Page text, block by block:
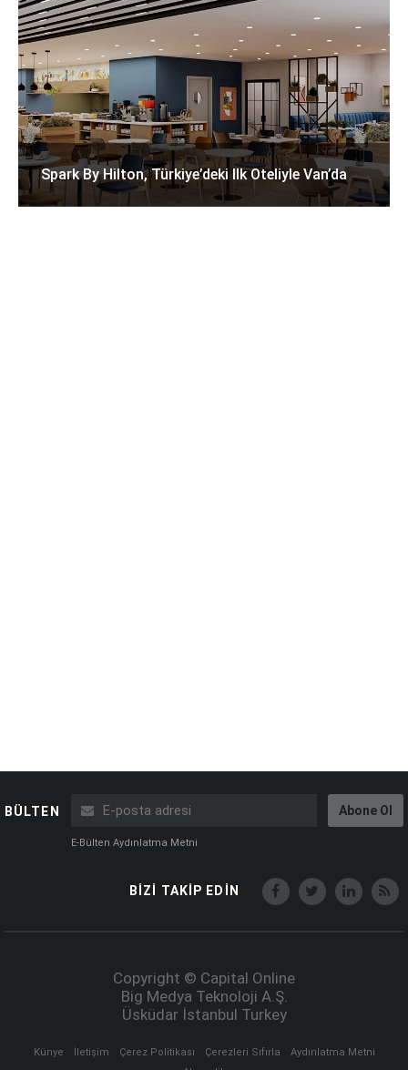
Spark By Hilton, Türkiye’deki Ilk Oteliyle Van’da
BÜLTEN Abone Ol
E-Bülten Aydınlatma Metni
BİZİ TAKİP EDİN
Copyright © Capital Online
Big Medya Teknoloji A.Ş.
Üsküdar İstanbul Turkey
Künye İletişim Çerez Politikası Çerezleri Sıfırla
Aydınlatma Metni